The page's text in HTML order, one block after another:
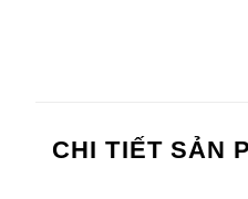
CHI TIẾT SẢN